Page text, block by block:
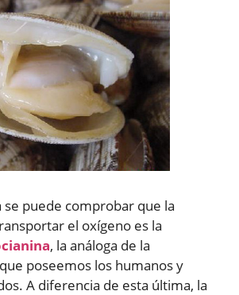
se puede comprobar que la
el oxígeno es la
, la análoga de la
que poseemos los humanos y
A diferencia de esta última, la